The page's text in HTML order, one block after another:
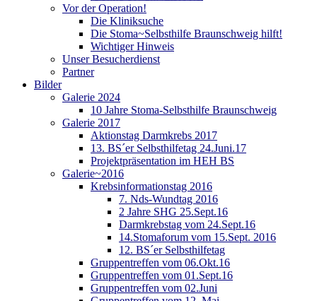
Vor der Operation!
Die Kliniksuche
Die Stoma~Selbsthilfe Braunschweig hilft!
Wichtiger Hinweis
Unser Besucherdienst
Partner
Bilder
Galerie 2024
10 Jahre Stoma-Selbsthilfe Braunschweig
Galerie 2017
Aktionstag Darmkrebs 2017
13. BS´er Selbsthilfetag 24.Juni.17
Projektpräsentation im HEH BS
Galerie~2016
Krebsinformationstag 2016
7. Nds-Wundtag 2016
2 Jahre SHG 25.Sept.16
Darmkrebstag vom 24.Sept.16
14.Stomaforum vom 15.Sept. 2016
12. BS´er Selbsthilfetag
Gruppentreffen vom 06.Okt.16
Gruppentreffen vom 01.Sept.16
Gruppentreffen vom 02.Juni